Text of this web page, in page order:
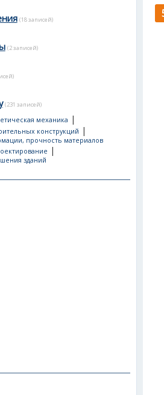
(18 записей)
(2 записей)
(231 записей)
механика |
конструкций |
прочность материалов
|
зданий